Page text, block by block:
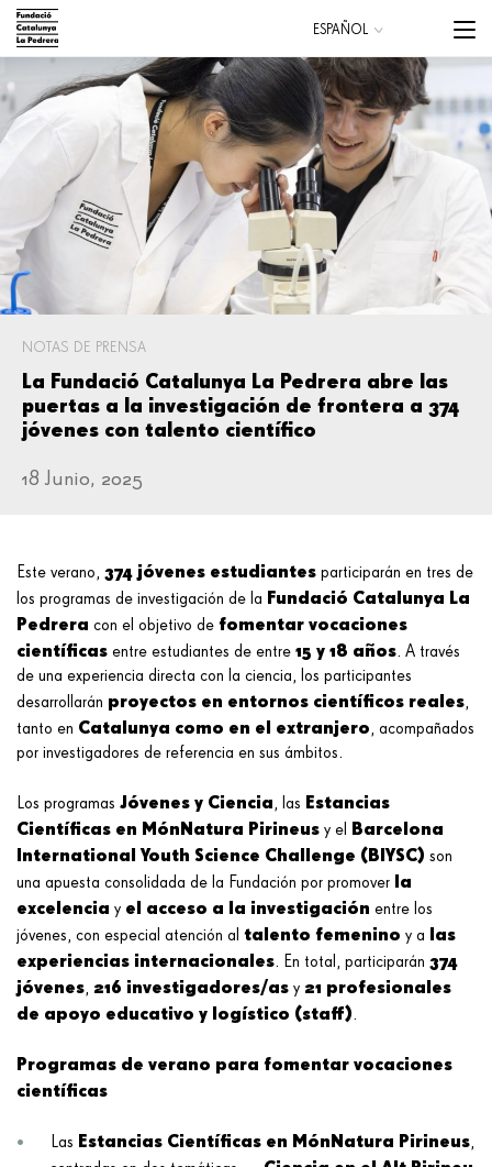
Pasar
contenido
principal
Main
navigation
Menu
CATALÀ
ESPAÑOL
NOTAS DE PRENSA
La Fundació Catalunya La Pedrera abre las
puertas a la investigación de frontera a 374
jóvenes con talento científico
18 Junio, 2025
Este verano, 374 jóvenes estudiantes participarán en tres de
los programas de investigación de la Fundació Catalunya La
Pedrera con el objetivo de fomentar vocaciones
científicas entre estudiantes de entre 15 y 18 años. A través
de una experiencia directa con la ciencia, los participantes
desarrollarán proyectos en entornos científicos reales,
tanto en Catalunya como en el extranjero, acompañados
por investigadores de referencia en sus ámbitos.
Los programas Jóvenes y Ciencia, las Estancias
Científicas en MónNatura Pirineus y el Barcelona
International Youth Science Challenge (BIYSC) son
una apuesta consolidada de la Fundación por promover la
excelencia y el acceso a la investigación entre los
jóvenes, con especial atención al talento femenino y a las
experiencias internacionales. En total, participarán 374
jóvenes, 216 investigadores/as y 21 profesionales
de apoyo educativo y logístico (staff).
Programas de verano para fomentar vocaciones
científicas
Las Estancias Científicas en MónNatura Pirineus,